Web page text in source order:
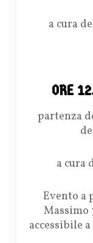
a cura
ORE
partenza
a cura
Evento a
Massimo
accessibile